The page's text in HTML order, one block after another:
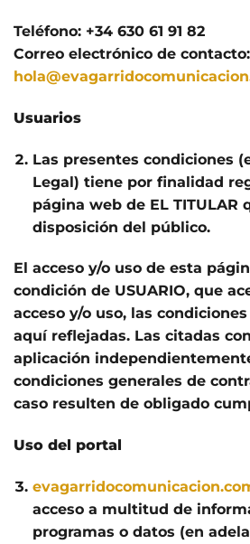
Teléfono: +34 630 61 91 82
Correo electrónico de contacto:
Usuarios
Las presentes condiciones
Legal) tiene por finalidad
página web de EL TITULAR
disposición del público.
El acceso y/o uso de esta
condición de USUARIO, que
acceso y/o uso, las
aquí reflejadas. Las citadas
aplicación
condiciones generales de
caso resulten de obligado
Uso del portal
acceso a multitud de
programas o datos (en